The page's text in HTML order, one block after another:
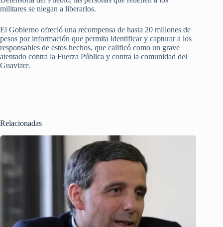
militares se niegan a liberarlos.
El Gobierno ofreció una recompensa de hasta 20 millones de
pesos por información que permita identificar y capturar a los
responsables de estos hechos, que calificó como un grave
atentado contra la Fuerza Pública y contra la comunidad del
Guaviare.
Relacionadas